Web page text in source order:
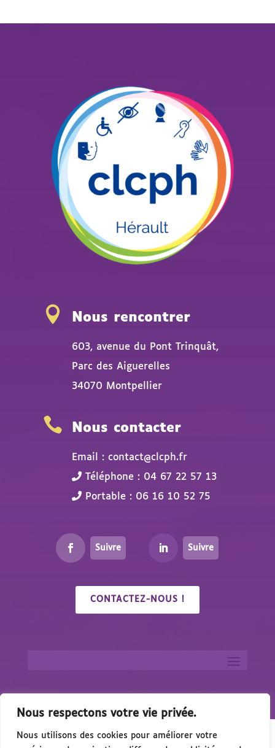
Nous respectons votre vie privée.
Nous utilisons des cookies pour améliorer votre
 Nous rencontrer
603, avenue du Pont Trinquât,
Parc des Aiguerelles
34070 Montpellier
 Nous contacter
Email : contact@clcph.fr
Téléphone : 04 67 22 57 13
Portable : 06 16 10 52 75
Suivre Suivre
CONTACTEZ-NOUS !